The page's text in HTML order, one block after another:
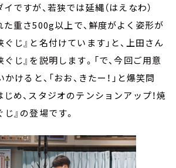
ですが、若狭では延縄（はえなわ）
た重さ500g以上で、鮮度がよく姿形が
じ』と名付けています」と、上田さん
じ』を説明します。「で、今回ご用意
かけると、「おお、きたー！」と爆笑問
め、スタジオのテンションアップ！焼
』の登場です。